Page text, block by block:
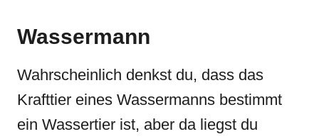
Wassermann
Wahrscheinlich denkst du, dass das
Krafttier eines Wassermanns bestimmt
ein Wassertier ist, aber da liegst du